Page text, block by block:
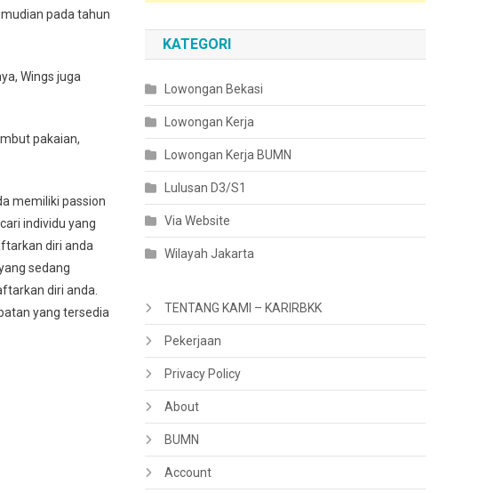
pada tahun
Wings juga
pakaian,
memiliki passion
individu yang
diri anda
sedang
diri anda.
yang tersedia
KATEGORI
Lowongan Bekasi
Lowongan Kerja
Lowongan Kerja BUMN
Lulusan D3/S1
Via Website
Wilayah Jakarta
TENTANG KAMI – KARIRBKK
Pekerjaan
Privacy Policy
About
BUMN
Account